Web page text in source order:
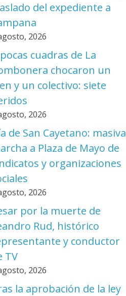
del expediente a
2026
cuadras de La
chocaron un
y un colectivo: siete
2026
de San Cayetano: masiva
a Plaza de Mayo de
y organizaciones
2026
por la muerte de
Rud, histórico
y conductor
TV
2026
la aprobación de la ley